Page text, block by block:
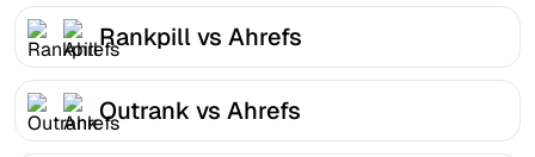
Rankpill vs Ahrefs
Outrank vs Ahrefs